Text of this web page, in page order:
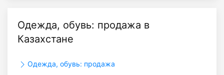
Одежда, обувь: продажа в
Казахстане
Одежда, обувь: продажа